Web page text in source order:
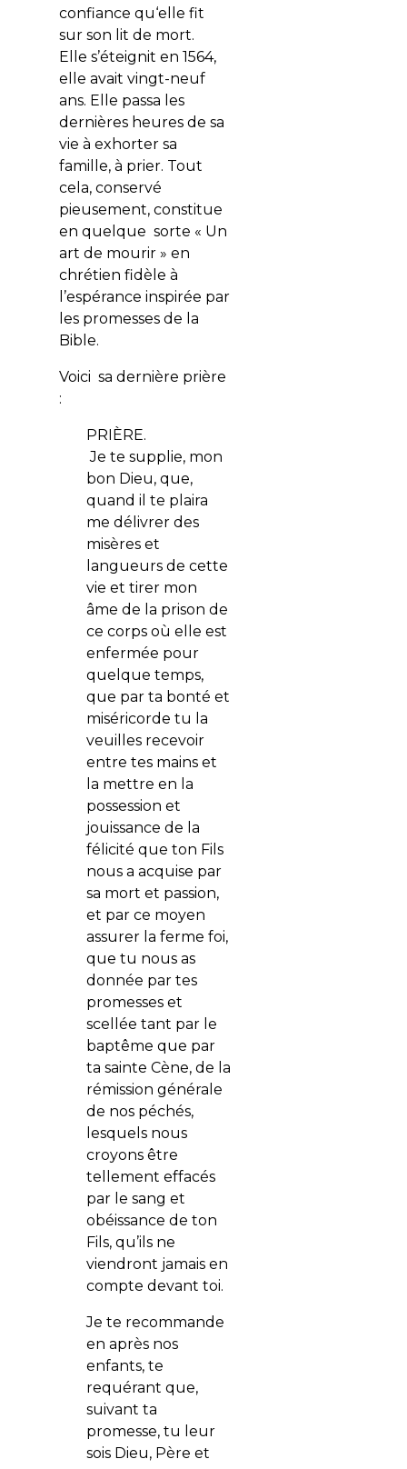
confiance qu‘elle fit
sur son lit de mort.
Elle s’éteignit en 1564,
elle avait vingt-neuf
ans. Elle passa les
dernières heures de sa
vie à exhorter sa
famille, à prier. Tout
cela, conservé
pieusement, constitue
en quelque sorte « Un
art de mourir » en
chrétien fidèle à
l’espérance inspirée par
les promesses de la
Bible.
Voici sa dernière prière
:
PRIÈRE.
Je te supplie, mon
bon Dieu, que,
quand il te plaira
me délivrer des
misères et
langueurs de cette
vie et tirer mon
âme de la prison de
ce corps où elle est
enfermée pour
quelque temps,
que par ta bonté et
miséricorde tu la
veuilles recevoir
entre tes mains et
la mettre en la
possession et
jouissance de la
félicité que ton Fils
nous a acquise par
sa mort et passion,
et par ce moyen
assurer la ferme foi,
que tu nous as
donnée par tes
promesses et
scellée tant par le
baptême que par
ta sainte Cène, de la
rémission générale
de nos péchés,
lesquels nous
croyons être
tellement effacés
par le sang et
obéissance de ton
Fils, qu’ils ne
viendront jamais en
compte devant toi.
Je te recommande
en après nos
enfants, te
requérant que,
suivant ta
promesse, tu leur
sois Dieu, Père et